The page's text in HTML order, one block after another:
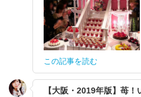
この記事を読む
【大阪・2019年版】苺